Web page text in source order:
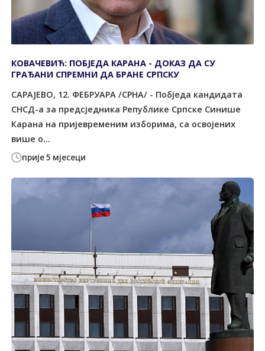
прије 5 мјесеци
КОВАЧЕВИЋ: ПОБЈЕДА КАРАНА - ДОКАЗ ДА СУ
ГРАЂАНИ СПРЕМНИ ДА БРАНЕ СРПСКУ
САРАЈЕВО, 12. ФЕБРУАРА /СРНА/ - Побједа кандидата
СНСД-а за предсједника Републике Српске Синише
Карана на пријевременим изборима, са освојених
више о...